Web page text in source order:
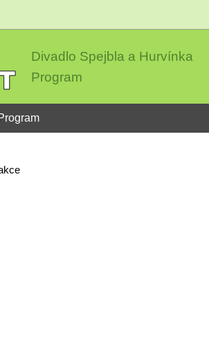
Divadlo Spejbla a Hurvínka
Program